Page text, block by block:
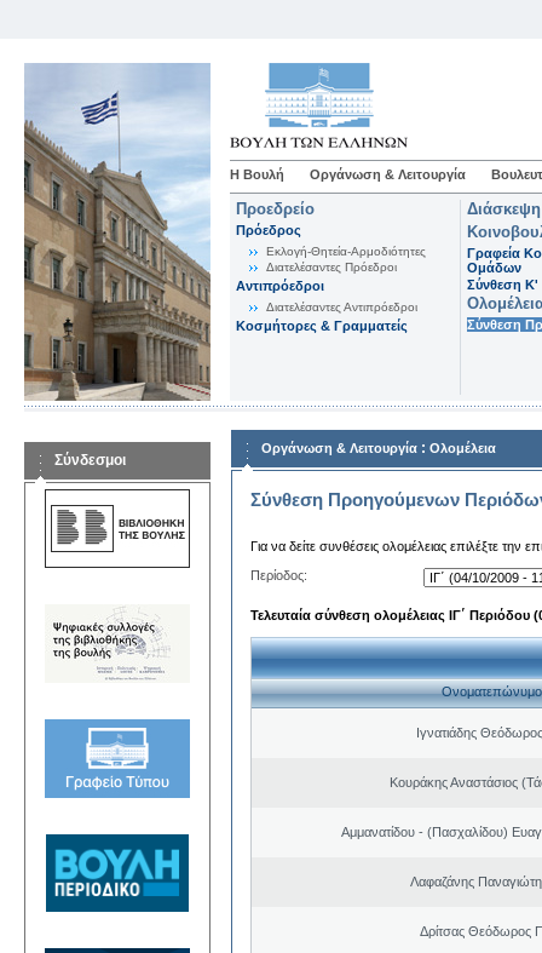
Η Βουλή Οργάνωση & Λειτουργία
Προεδρείο
Πρόεδρος
Εκλογή-Θητεία-Αρμοδιότητες
Διατελέσαντες Πρόεδροι
Αντιπρόεδροι
Διατελέσαντες Αντιπρόεδροι
Κοσμήτορες & Γραμματείς
Γραφεία
Ομάδων
Σύνθεση K'
Σύνθεση
Σύνδεσμοι
Οργάνωση & Λειτουργία : Ολομέλεια
Σύνθεση Προηγούμενων
Για να δείτε συνθέσεις ολομέλειας επιλέξτε την
Περίοδος:
Τελευταία σύνθεση ολομέλειας ΙΓ΄ Περιόδου
Ονοματεπώνυμο
Ιγνατιάδης
Κουράκης Αναστάσιος
Αμμανατίδου - (Πασχαλίδου)
Λαφαζάνης
Δρίτσας Θεόδωρος